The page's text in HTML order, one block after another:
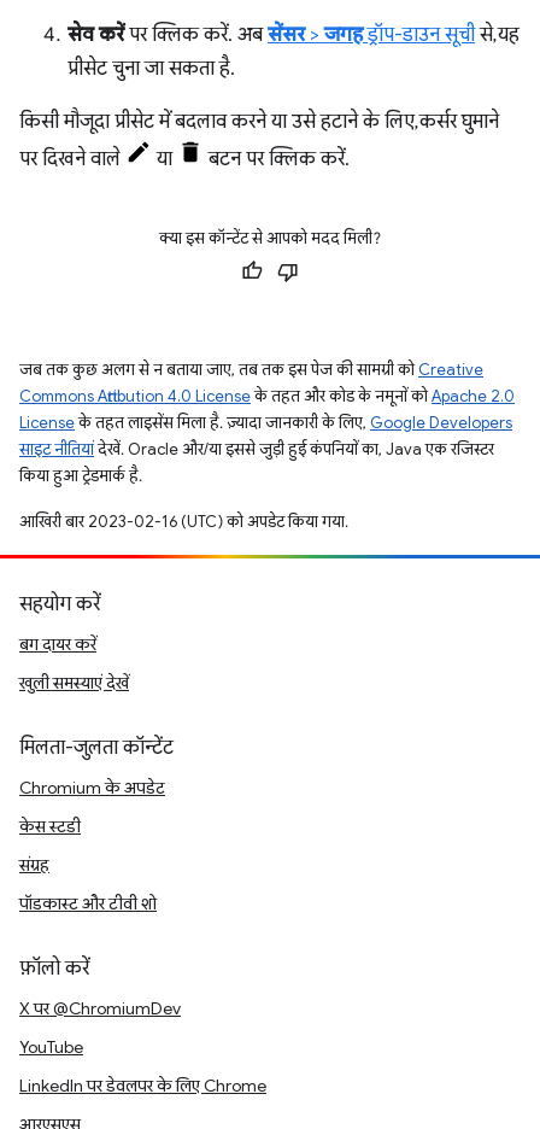
सेव करेंपर क्लिक करें. अबसेंसर>जगहड्रॉप-डाउन सूचीसे, यह
प्रीसेट चुना जा सकता है.
किसी मौजूदा प्रीसेट में बदलाव करने या उसे हटाने के लिए, कर्सर घुमाने
पर दिखने वाले
या बटन पर क्लिक करें.
क्या इस कॉन्टेंट से आपको मदद मिली?
जब तक कुछ अलग से न बताया जाए, तब तक इस पेज की सामग्री कोCreative
Commons Attribution 4.0 Licenseके तहत और कोड के नमूनों कोApache 2.0
Licenseके तहत लाइसेंस मिला है. ज़्यादा जानकारी के लिए, Google Developers
साइट नीतियांदेखें. Oracle और/या इससे जुड़ी हुई कंपनियों का, Java एक रजिस्टर
किया हुआ ट्रेडमार्क है.
आखिरी बार 2023-02-16 (UTC) को अपडेट किया गया.
सहयोग करें
बग दायर करें
खुली समस्याएं देखें
मिलता-जुलता कॉन्टेंट
Chromium के अपडेट
केस स्टडी
संग्रह
पॉडकास्ट और टीवी शो
फ़ॉलो करें
X पर @ChromiumDev
YouTube
LinkedIn पर डेवलपर के लिए Chrome
आरएसएस